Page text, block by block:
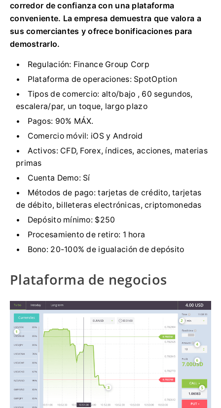
corredor de confianza con una plataforma
conveniente. La empresa demuestra que valora a
sus comerciantes y ofrece bonificaciones para
demostrarlo.
Regulación: Finance Group Corp
Plataforma de operaciones: SpotOption
Tipos de comercio: alto/bajo , 60 segundos,
escalera/par, un toque, largo plazo
Pagos: 90% MÁX.
Comercio móvil: iOS y Android
Activos: CFD, Forex, índices, acciones, materias
primas
Cuenta Demo: Sí
Métodos de pago:tarjetas de crédito,tarjetas
de débito, billeteras electrónicas, criptomonedas
Depósito mínimo: $250
Procesamiento de retiro: 1 hora
Bono: 20-100% de igualación de depósito
Plataforma de negocios